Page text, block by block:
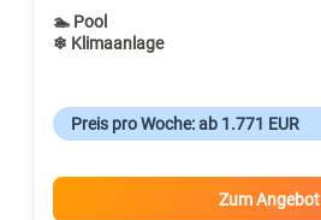
🏊 Pool
❄ Klimaanlage
Preis pro Woche: ab 1.771 EUR
Zum Angebot